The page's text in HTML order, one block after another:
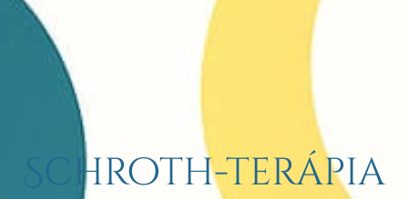
Schroth-terápia